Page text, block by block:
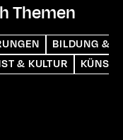
Themen
BILDUNG &
& KULTUR